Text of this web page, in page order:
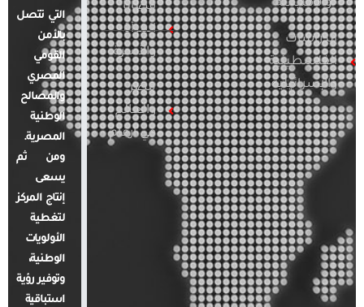
والإقليمية
الدراسات
الفلسطينية
والإسرائيلية
قضايا
المرأة
والأسرة
مصر
والعالم
في أرقام
التي تتصل
بالأمن
القومي
المصري
والمصالح
الوطنية
المصرية.
ومن ثم
يسعى
إنتاج المركز
لتغطية
الأولويات
الوطنية،
وتوفير رؤية
استباقية